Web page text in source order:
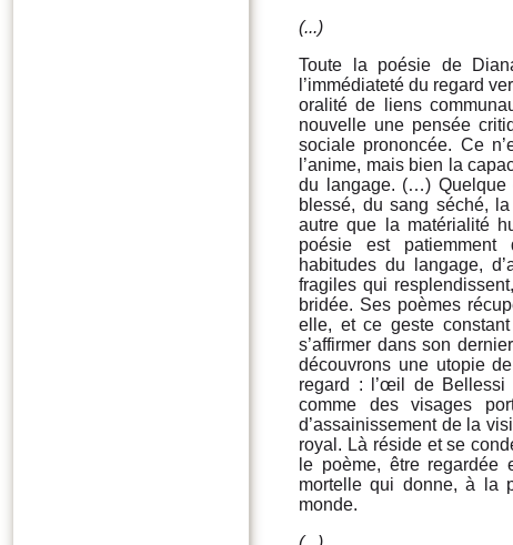
(...)
Toute la poésie de
l’immédiateté du regard
oralité de liens
nouvelle une pensée
sociale prononcée. Ce
l’anime, mais bien la
du langage. (…) Quelque
blessé, du sang séché,
autre que la matérialité
poésie est patiemment
habitudes du langage,
fragiles qui
bridée. Ses poèmes
elle, et ce geste
s’affirmer dans son
découvrons une utopie
regard : l’œil de Bellessi
comme des visages
d’assainissement de la
royal. Là réside et se
le poème, être
mortelle qui donne, à la
monde.